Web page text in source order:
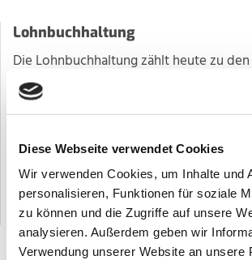
Diese Webseite verwendet Cookies
Wir verwenden Cookies, um Inhalte und
personalisieren, Funktionen für soziale
zu können und die Zugriffe auf unsere
analysieren. Außerdem geben wir
Verwendung unserer Website an unsere
Lohnbuchhaltung
Die Lohnbuchhaltung zählt heute zu den
kompliziertesten Materien des
eine kompetente Beratung hier
sowohl betriebswirtschaftlich effizienter
haftungsrechtlichen Gründen sinnvoller,
Lohnbuchhaltung komplett und von
erstellen zu lassen.